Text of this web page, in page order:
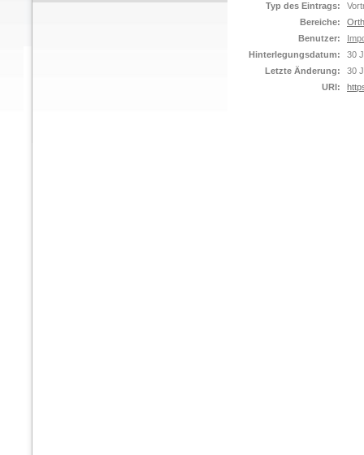
Typ des Eintrags:
Bereiche:
Benutzer:
Hinterlegungsdatum:
30
Letzte Änderung:
30
URI: